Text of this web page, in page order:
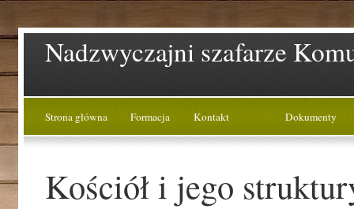
Nadzwyczajni szafarze
Strona główna Formacja Kontakt Dokumenty
Kościół i jego